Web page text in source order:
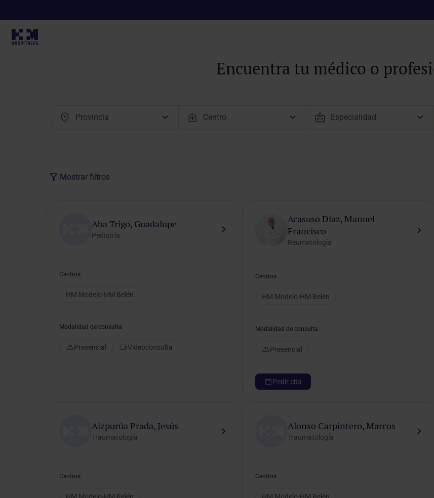
Encuentra tu médico o
Selecciona un género
Mostrar filtros
Aba Trigo, Guadalupe
Pediatría
Centros
HM Modelo-HM Belén
Modalidad de consulta
Presencial Videoconsulta
Acasuso Díaz, Manuel
Francisco
Reumatología
Centros
HM Modelo-HM Belén
Modalidad de consulta
Presencial
Pedir cita
Aizpurúa Prada, Jesús
Traumatología
Centros
Alonso Carpintero, Marcos
Traumatología
Centros